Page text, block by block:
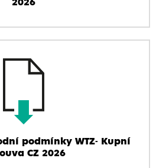
2026
podmínky WTZ- Kupní
CZ 2026